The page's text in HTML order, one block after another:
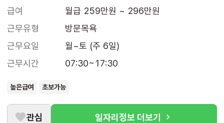
급여
월급 259만원 ~ 296만원
근무유형
방문목욕
근무요일
월~토 (주 6일)
근무시간
07:30~17:30
높은급여 초보가능
관심 일자리정보 더보기